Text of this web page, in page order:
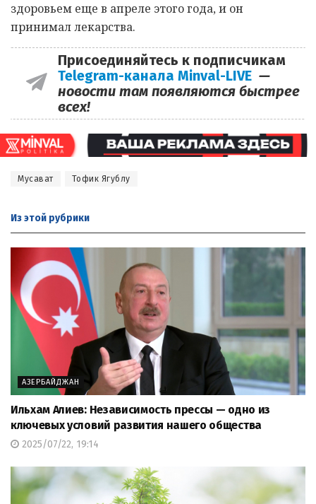
здоровьем еще в апреле этого года, и он
принимал лекарства.
Присоединяйтесь к подписчикам
Telegram-канала Minval-LIVE —
новости там появляются быстрее
всех!
Мусават Тофик Ягублу
Из этой рубрики
АЗЕРБАЙДЖАН
Ильхам Алиев: Независимость прессы — одно из
ключевых условий развития нашего общества
2025/07/22, 19:14